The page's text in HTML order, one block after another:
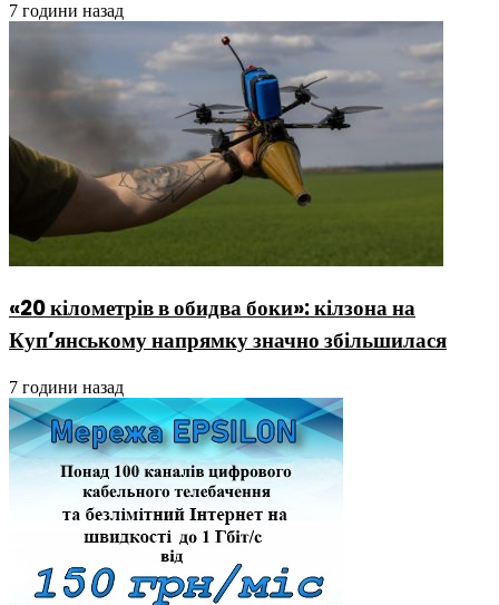
7 години назад
«20 кілометрів в обидва боки»: кілзона на
Куп’янському напрямку значно збільшилася
7 години назад